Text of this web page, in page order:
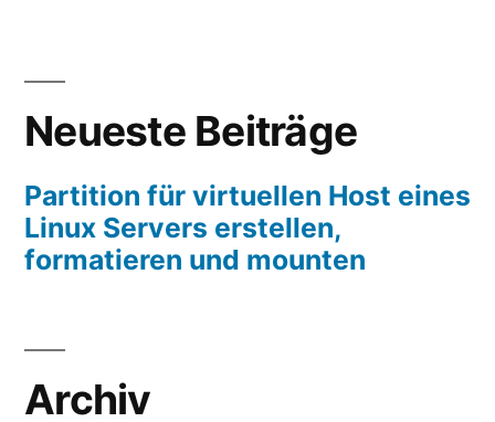
Neueste Beiträge
Partition für virtuellen Host eines
Linux Servers erstellen,
formatieren und mounten
Archiv